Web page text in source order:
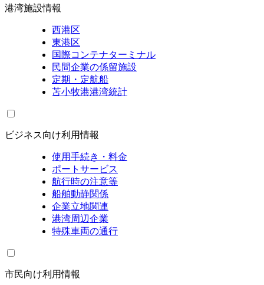
港湾施設情報
西港区
東港区
国際コンテナターミナル
民間企業の係留施設
定期・定航船
苫小牧港港湾統計
ビジネス向け利用情報
使用手続き・料金
ポートサービス
航行時の注意等
船舶動静関係
企業立地関連
港湾周辺企業
特殊車両の通行
市民向け利用情報